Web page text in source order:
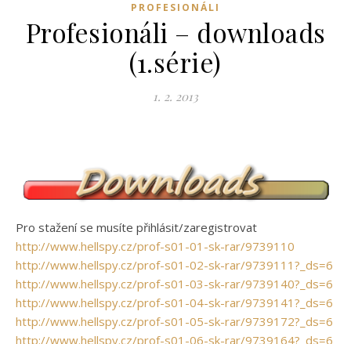
PROFESIONÁLI
Profesionáli – downloads
(1.série)
1. 2. 2013
Pro stažení se musíte přihlásit/zaregistrovat
http://www.hellspy.cz/prof-s01-01-sk-rar/9739110
http://www.hellspy.cz/prof-s01-02-sk-rar/9739111?_ds=6
http://www.hellspy.cz/prof-s01-03-sk-rar/9739140?_ds=6
http://www.hellspy.cz/prof-s01-04-sk-rar/9739141?_ds=6
http://www.hellspy.cz/prof-s01-05-sk-rar/9739172?_ds=6
http://www.hellspy.cz/prof-s01-06-sk-rar/9739164?_ds=6